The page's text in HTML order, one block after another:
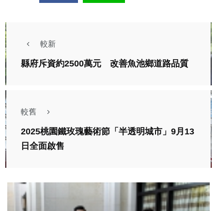
較新
縣府斥資約2500萬元 改善魚池鄉道路品質
較舊
2025桃園鐵玫瑰藝術節「半透明城市」9月13
日全面啟售